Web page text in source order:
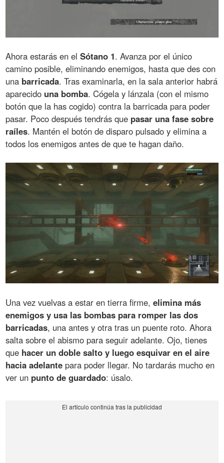
Ahora estarás en elSótano 1. Avanza por el único
camino posible, eliminando enemigos, hasta que des con
una barricada. Tras examinarla, en la sala anterior habrá
aparecido una bomba. Cógela y lánzala (con el mismo
botón que la has cogido) contra la barricada para poder
pasar. Poco después tendrás que pasar una fase sobre
raíles. Mantén el botón de disparo pulsado y elimina a
todos los enemigos antes de que te hagan daño.
Una vez vuelvas a estar en tierra firme,elimina más
enemigos y usa las bombas para romper las dos
barricadas, una antes y otra tras un puente roto. Ahora
salta sobre el abismo para seguir adelante. Ojo, tienes
que hacer un doble salto y luego esquivar en el aire
hacia adelante para poder llegar. No tardarás mucho en
ver un punto de guardado: úsalo.